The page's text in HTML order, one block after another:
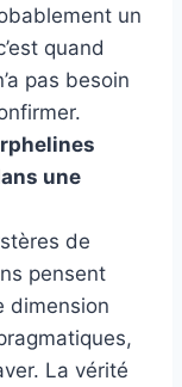
un
quand
pas besoin
une
de
pensent
dimension
La vérité